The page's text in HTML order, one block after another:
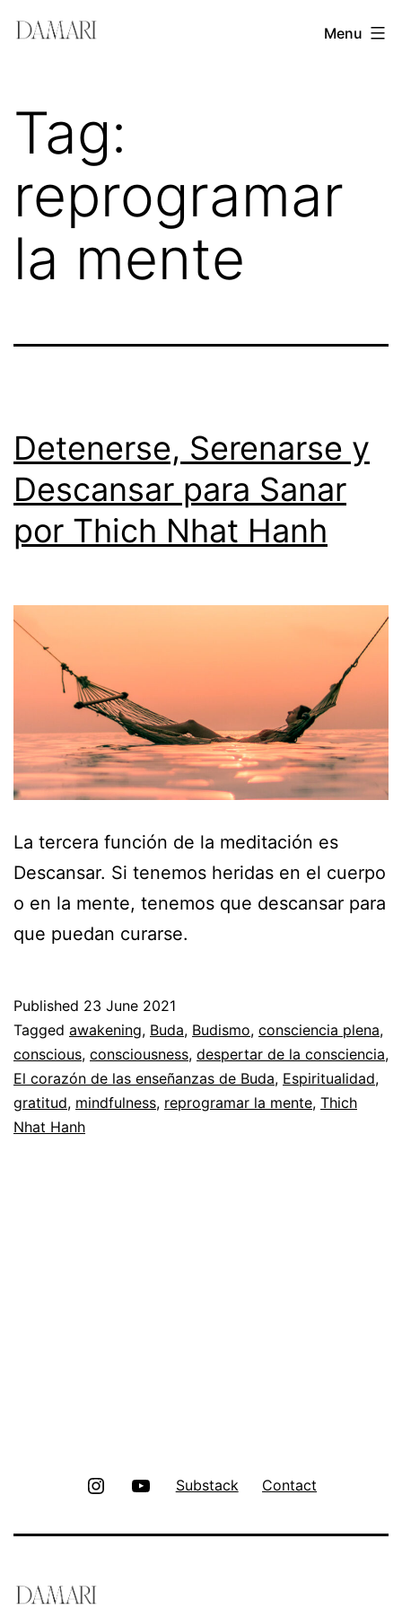
Damari
Creativity
Mentor
Menu
Tag:
reprogramar
la mente
Detenerse, Serenarse y
Descansar para Sanar
por Thich Nhat Hanh
La tercera función de la meditación es
Descansar. Si tenemos heridas en el cuerpo
o en la mente, tenemos que descansar para
que puedan curarse.
Published 23 June 2021
Categorized
as
Espiritualidad
Tagged awakening, Buda, Budismo, consciencia plena,
conscious, consciousness, despertar de la consciencia,
El corazón de las enseñanzas de Buda, Espiritualidad,
gratitud, mindfulness, reprogramar la mente, Thich
Nhat Hanh
InstagramYoutube
Substack Contact